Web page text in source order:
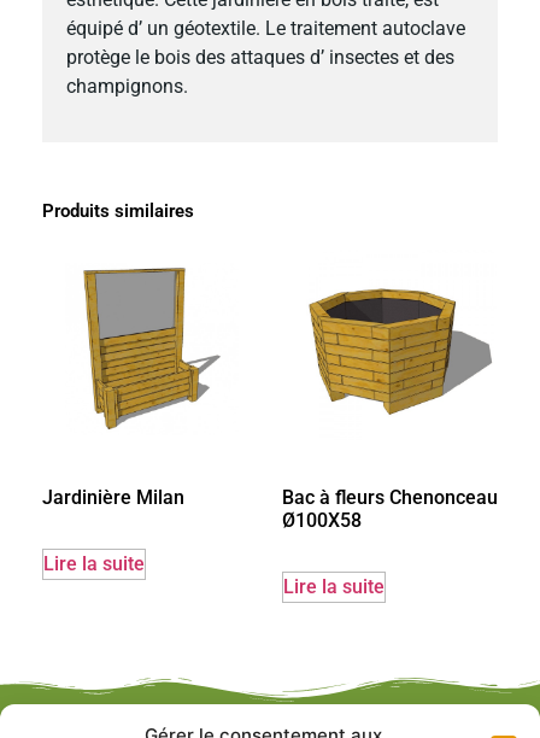
Produits similaires
Jardinière Milan
Lire la suite
Bac à fleurs Chenonceau
Ø100X58
Lire la suite
équipé d’ un géotextile. Le traitement autoclave
protège le bois des attaques d’ insectes et des
champignons.